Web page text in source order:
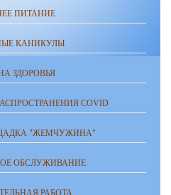
ПИТАНИЕ
КАНИКУЛЫ
ЗДОРОВЬЯ
COVID
"ЖЕМЧУЖИНА"
ОБСЛУЖИВАНИЕ
РАБОТА